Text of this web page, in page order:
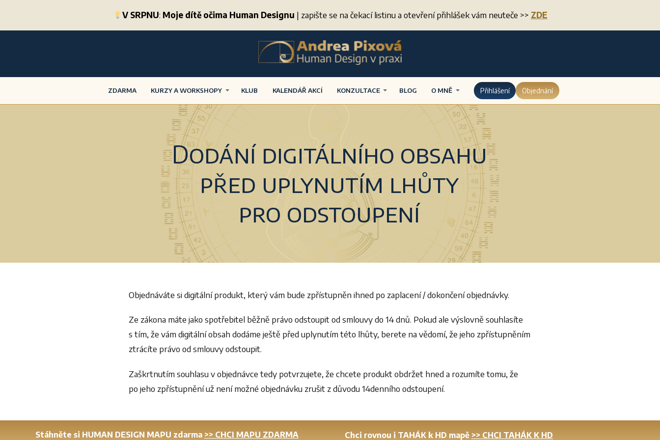
V SRPNU: Moje dítě očima Human Designu | zapište se na čekací listinu a otevření přihlášek vám neuteče >> ZDE
ZDARMA KURZY A WORKSHOPY KLUB KALENDÁŘ AKCÍ KONZULTACE BLOG O MNĚ Přihlášení Objednání
Dodání digitálního obsahu
před uplynutím lhůty
pro odstoupení
Objednáváte si digitální produkt, který vám bude zpřístupněn ihned po zaplacení / dokončení objednávky.
Ze zákona máte jako spotřebitel běžně právo odstoupit od smlouvy do 14 dnů. Pokud ale výslovně souhlasíte
s tím, že vám digitální obsah dodáme ještě před uplynutím této lhůty, berete na vědomí, že jeho zpřístupněním
ztrácíte právo od smlouvy odstoupit.
Zaškrtnutím souhlasu v objednávce tedy potvrzujete, že chcete produkt obdržet hned a rozumíte tomu, že
po jeho zpřístupnění už není možné objednávku zrušit z důvodu 14denního odstoupení.
Stáhněte si HUMAN DESIGN MAPU zdarma >> CHCI MAPU ZDARMA Chci rovnou i TAHÁK k HD mapě >> CHCI TAHÁK K HD